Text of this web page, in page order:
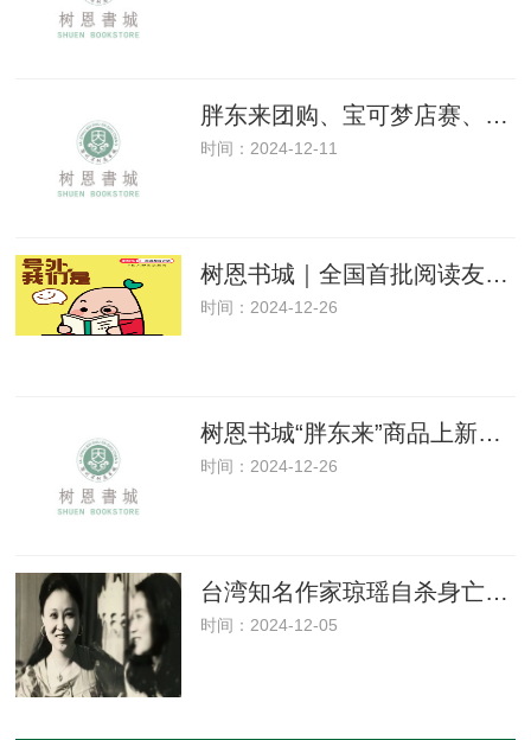
胖东来团购、宝可梦店赛、作家讲座……树恩书城“双十二”系列活动开启！
时间：2024-12-11
树恩书城｜全国首批阅读友好门店，打卡有礼！
时间：2024-12-26
树恩书城“胖东来”商品上新了！@全体会员
时间：2024-12-26
台湾知名作家琼瑶自杀身亡，附创作年表
时间：2024-12-05